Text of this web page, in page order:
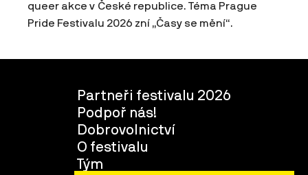
queer akce v České republice. Téma Prague
Pride Festivalu 2026 zní „Časy se mění“.
Partneři festivalu 2026
Podpoř nás!
Dobrovolnictví
O festivalu
Tým